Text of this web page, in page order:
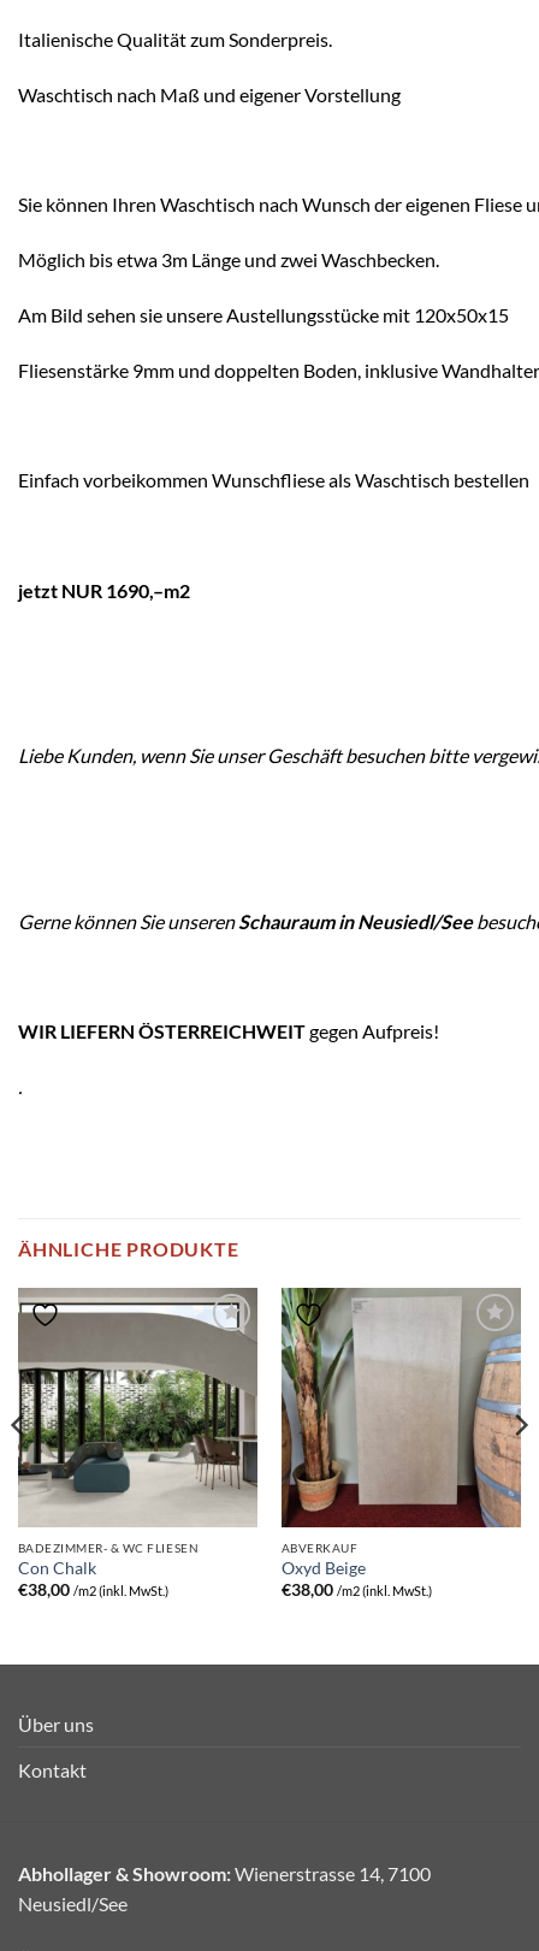
Italienische Qualität zum Sonderpreis.
Waschtisch nach Maß und eigener Vorstellung
Sie können Ihren Waschtisch nach Wunsch der eigenen Fliese
Möglich bis etwa 3m Länge und zwei Waschbecken.
Am Bild sehen sie unsere Austellungsstücke mit 120x50x15
Fliesenstärke 9mm und doppelten Boden, inklusive
Einfach vorbeikommen Wunschfliese als Waschtisch bestellen
jetzt NUR 1690,–m2
Liebe Kunden, wenn Sie unser Geschäft besuchen bitte
Gerne können Sie unserenSchauraum in Neusiedl/See
WIR LIEFERN ÖSTERREICHWEITgegen Aufpreis!
.
ÄHNLICHE PRODUKTE
BADEZIMMER- & WC FLIESEN
Con Chalk
€38,00 /m2 (inkl. MwSt.)
ABVERKAUF
Oxyd Beige
€38,00 /m2 (inkl. MwSt.)
Über uns
Kontakt
Abhollager & Showroom:Wienerstrasse 14, 7100
Neusiedl/See